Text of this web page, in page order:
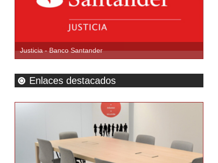
Justicia - Banco Santander
Enlaces destacados